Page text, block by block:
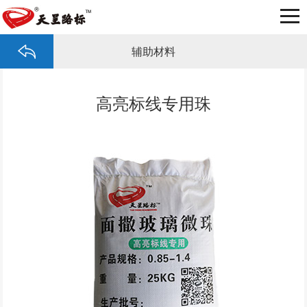
辅助材料
高亮标线专用珠